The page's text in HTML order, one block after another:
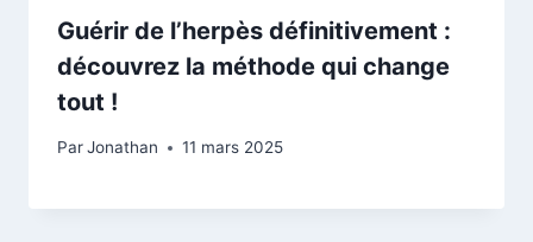
Guérir de l’herpès définitivement :
découvrez la méthode qui change
tout !
ParJonathan 11 mars 2025